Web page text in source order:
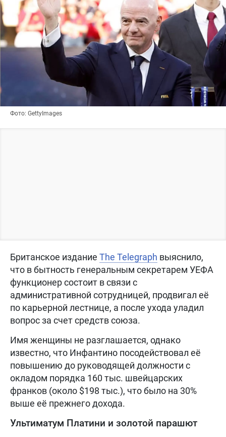
Фото: GettyImages
Британское издание The Telegraph выяснило,
что в бытность генеральным секретарем УЕФА
функционер состоит в связи с
административной сотрудницей, продвигал её
по карьерной лестнице, а после ухода уладил
вопрос за счет средств союза.
Имя женщины не разглашается, однако
известно, что Инфантино посодействовал её
повышению до руководящей должности с
окладом порядка 160 тыс. швейцарских
франков (около $198 тыс.), что было на 30%
выше её прежнего дохода.
Ультиматум Платини и золотой парашют